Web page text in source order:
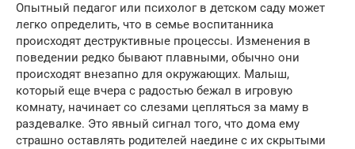
Опытный педагог или психолог в детском саду может
легко определить, что в семье воспитанника
происходят деструктивные процессы. Изменения в
поведении редко бывают плавными, обычно они
происходят внезапно для окружающих. Малыш,
который еще вчера с радостью бежал в игровую
комнату, начинает со слезами цепляться за маму в
раздевалке. Это явный сигнал того, что дома ему
страшно оставлять родителей наедине с их скрытыми